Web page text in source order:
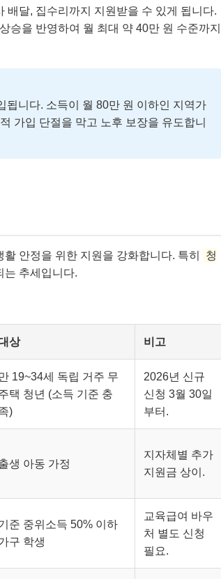
배달, 집수리까지 지원받을 수 있게 됩니다.
승을 반영하여 월 최대 약 40만 원 수준까지
니다. 소득이 월 80만 원 이하인 지역가
가입 단절을 막고 노후 보장을 유도합니
안정을 위한 지원을 강화합니다. 특히
청
는 추세입니다.
상 비고
19~34세 독립 거주 무
택 청년 (소득 기준 충
)
2026년 신규
신청 3월 30일
부터.
생 아동 가정
지자체별 추가
지원금 상이.
준 중위소득 50% 이하
구 학생
교육급여 바우
처 별도 신청
필요.